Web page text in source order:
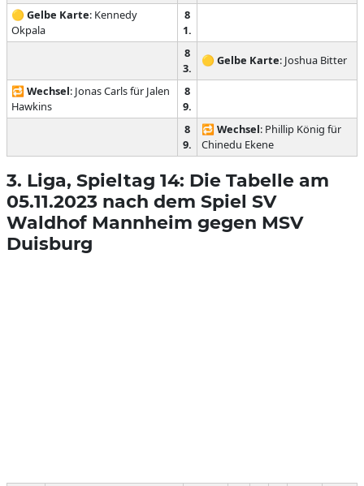
🟡 Gelbe Karte: Kennedy
Okpala
8
1.
8
3.
🟡 Gelbe Karte: Joshua Bitter
🔁 Wechsel: Jonas Carls für Jalen
Hawkins
8
9.
8
9.
🔁 Wechsel: Phillip König für
Chinedu Ekene
3. Liga, Spieltag 14: Die Tabelle am
05.11.2023 nach dem Spiel SV
Waldhof Mannheim gegen MSV
Duisburg